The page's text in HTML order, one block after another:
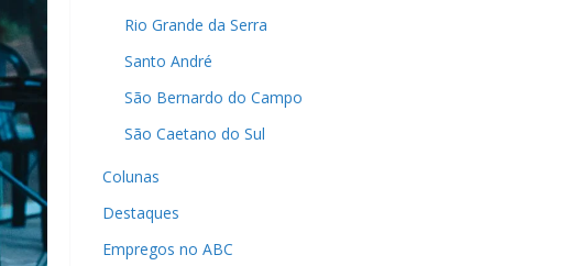
Rio Grande da Serra
Santo André
São Bernardo do Campo
São Caetano do Sul
Colunas
Destaques
Empregos no ABC